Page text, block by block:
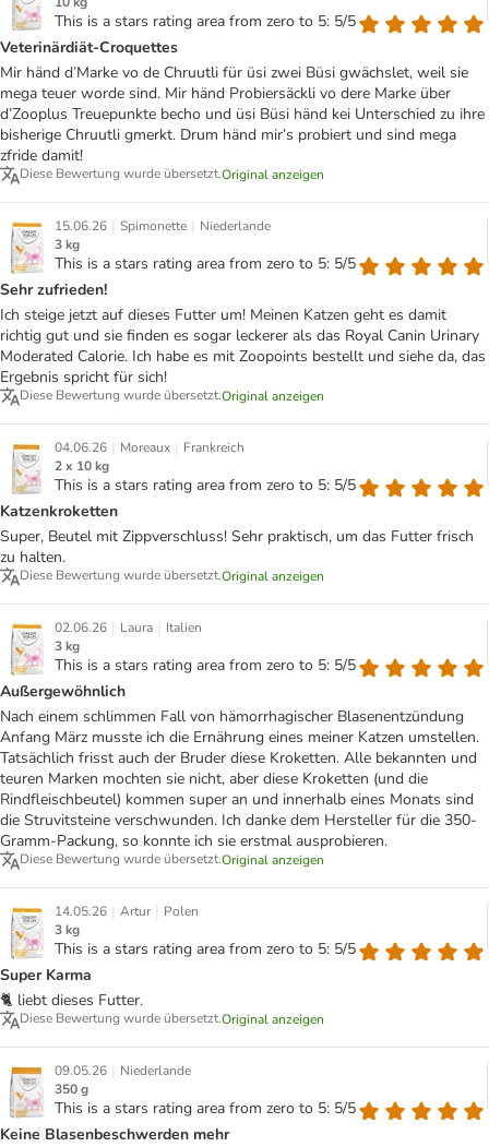
This is a stars rating area from zero to 5: 5/5
Veterinärdiät-Croquettes
Mir händ d’Marke vo de Chruutli für üsi zwei Büsi gwächslet, weil sie
mega teuer worde sind. Mir händ Probiersäckli vo dere Marke über
d’Zooplus Treuepunkte becho und üsi Büsi händ kei Unterschied zu ihre
bisherige Chruutli gmerkt. Drum händ mir’s probiert und sind mega
zfride damit!
Diese Bewertung wurde übersetzt.Original anzeigen
15.06.26 | Spimonette | Niederlande
3 kg
This is a stars rating area from zero to 5: 5/5
Sehr zufrieden!
Ich steige jetzt auf dieses Futter um! Meinen Katzen geht es damit
richtig gut und sie finden es sogar leckerer als das Royal Canin Urinary
Moderated Calorie. Ich habe es mit Zoopoints bestellt und siehe da, das
Ergebnis spricht für sich!
Diese Bewertung wurde übersetzt.Original anzeigen
04.06.26 | Moreaux | Frankreich
2 x 10 kg
This is a stars rating area from zero to 5: 5/5
Katzenkroketten
Super, Beutel mit Zippverschluss! Sehr praktisch, um das Futter frisch
zu halten.
Diese Bewertung wurde übersetzt.Original anzeigen
02.06.26 | Laura | Italien
3 kg
This is a stars rating area from zero to 5: 5/5
Außergewöhnlich
Nach einem schlimmen Fall von hämorrhagischer Blasenentzündung
Anfang März musste ich die Ernährung eines meiner Katzen umstellen.
Tatsächlich frisst auch der Bruder diese Kroketten. Alle bekannten und
teuren Marken mochten sie nicht, aber diese Kroketten (und die
Rindfleischbeutel) kommen super an und innerhalb eines Monats sind
die Struvitsteine verschwunden. Ich danke dem Hersteller für die 350-
Gramm-Packung, so konnte ich sie erstmal ausprobieren.
Diese Bewertung wurde übersetzt.Original anzeigen
14.05.26 | Artur | Polen
3 kg
This is a stars rating area from zero to 5: 5/5
Super Karma
🐈 liebt dieses Futter.
Diese Bewertung wurde übersetzt.Original anzeigen
09.05.26 | Niederlande
350 g
This is a stars rating area from zero to 5: 5/5
Keine Blasenbeschwerden mehr